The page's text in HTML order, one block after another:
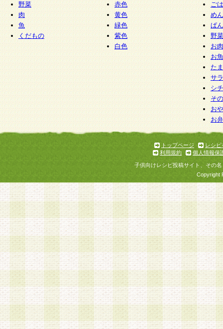
野菜
肉
魚
くだもの
赤色
黄色
緑色
紫色
白色
ご
めん
ぱん
野
お
お
た
サ
シ
そ
お
お
トップページ
レシピ
利用規約
個人情報保
子供向けレシピ投稿サイト、その
Copyright